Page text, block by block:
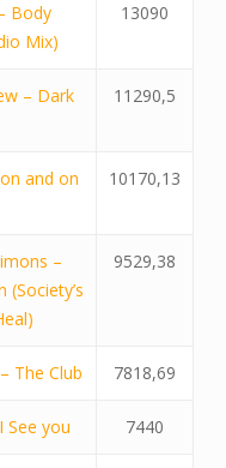
Body
Mix)
13090
– Dark
11290,5
and on
10170,13
–
(Society’s
9529,38
The Club 7818,69
See you 7440